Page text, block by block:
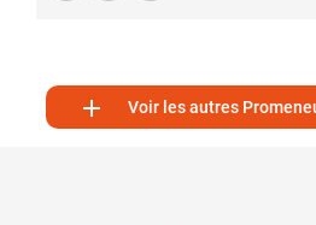
 Voir les autres